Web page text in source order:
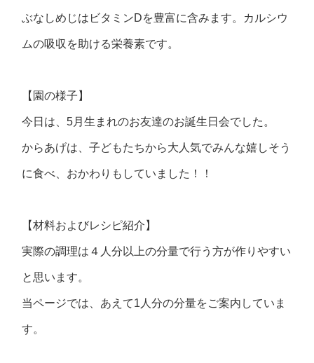
ぶなしめじはビタミンDを豊富に含みます。カルシウ
ムの吸収を助ける栄養素です。
【園の様子】
今日は、5月生まれのお友達のお誕生日会でした。
からあげは、子どもたちから大人気でみんな嬉しそう
に食べ、おかわりもしていました！！
【材料およびレシピ紹介】
実際の調理は４人分以上の分量で行う方が作りやすい
と思います。
当ページでは、あえて1人分の分量をご案内していま
す。